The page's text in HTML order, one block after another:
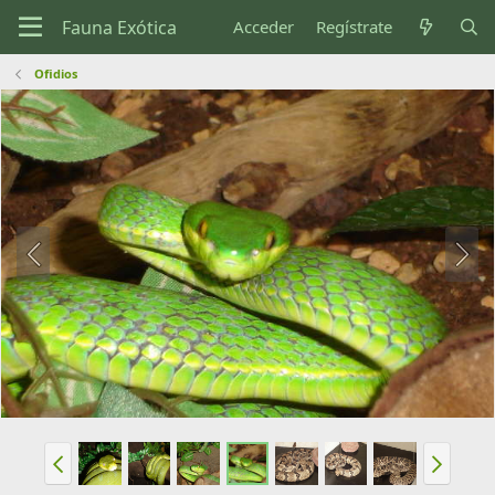
Acceder Regístrate
Ofidios